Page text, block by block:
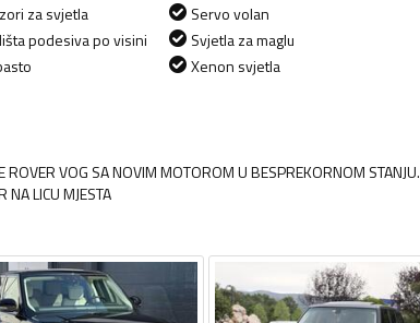
za svjetla
podesiva po visini
Servo volan
Svjetla za maglu
Xenon svjetla
ROVER VOG SA NOVIM MOTOROM U BESPREKORNOM STANJU.
NA LICU MJESTA